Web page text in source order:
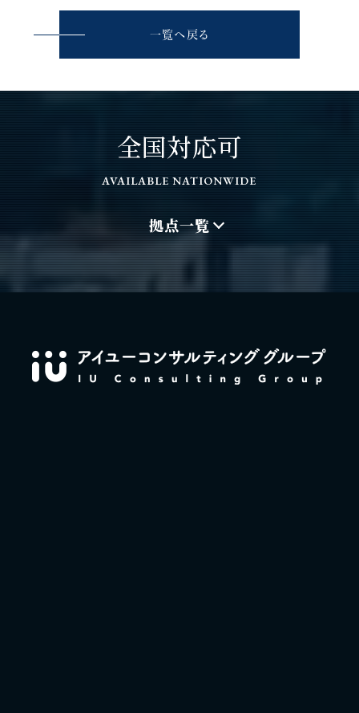
一覧へ戻る
全国対応可
AVAILABLE NATIONWIDE
拠点一覧